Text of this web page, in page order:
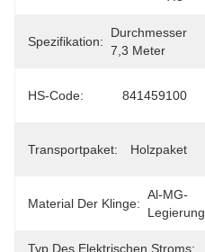
Spezifikation:
Durchmesser
7,3 Meter
HS-Code: 841459100
Transportpaket: Holzpaket
Material Der Klinge:
Al-MG-
Legierung
Typ Des Elektrischen Stroms: